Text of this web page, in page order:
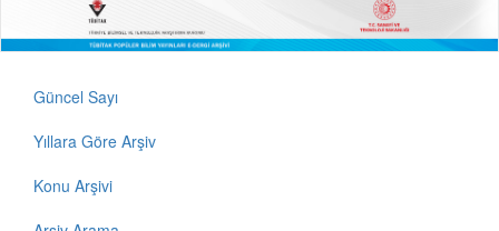
Güncel Sayı
Yıllara Göre Arşiv
Konu Arşivi